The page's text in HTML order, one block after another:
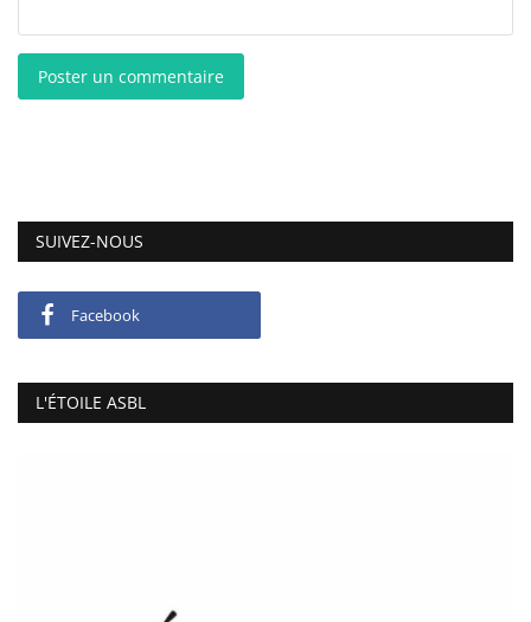
Poster un commentaire
SUIVEZ-NOUS
Facebook
L'ÉTOILE ASBL